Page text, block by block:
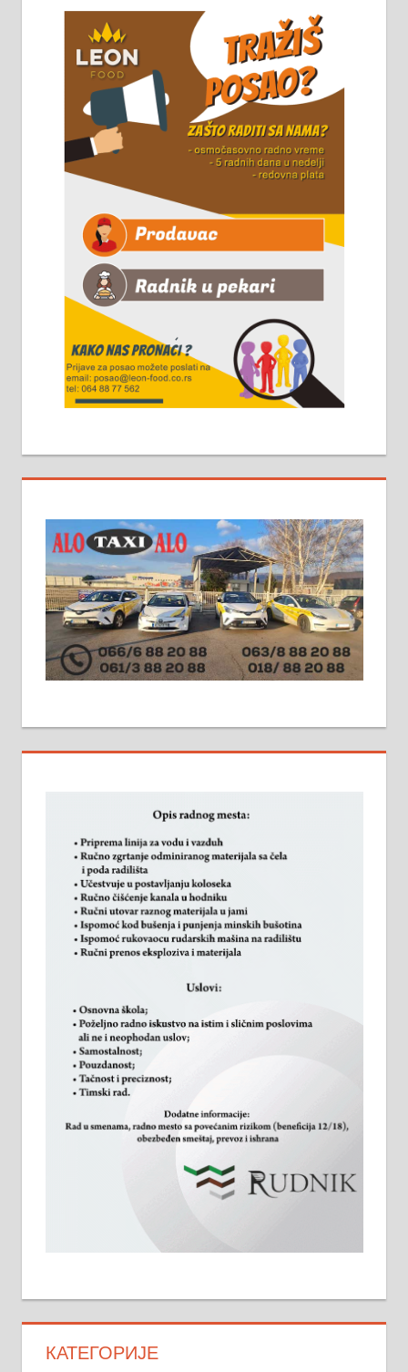
информација доћи лично на
стовариште у улици Максима
Горког 26 сваког радног дана од
8 до 15 часова. 063/465-045
Чистим све врсте димњака.
061/32-13-445
КАТЕГОРИЈЕ